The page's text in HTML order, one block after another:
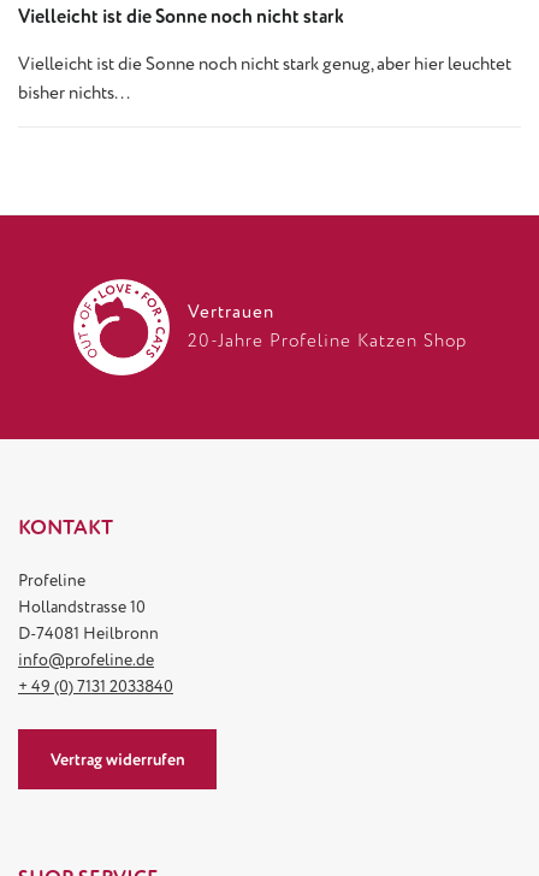
Vielleicht ist die Sonne noch nicht stark
Vielleicht ist die Sonne noch nicht stark genug, aber hier leuchtet
bisher nichts...
Vertrauen
20-Jahre Profeline Katzen Shop
KONTAKT
Profeline
Hollandstrasse 10
D-74081 Heilbronn
info@profeline.de
+ 49 (0) 7131 2033840
Vertrag widerrufen